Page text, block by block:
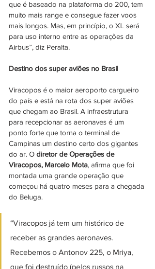
que é baseado na plataforma do 200, tem
muito mais range e consegue fazer voos
mais longos. Mas, em princípio, o XL será
para uso interno entre as operações da
Airbus”, diz Peralta.
Destino dos super aviões no Brasil
Viracopos é o maior aeroporto cargueiro
do país e está na rota dos super aviões
que chegam ao Brasil. A infraestrutura
para recepcionar as aeronaves é um
ponto forte que torna o terminal de
Campinas um destino certo dos gigantes
do ar. O diretor de Operações de
Viracopos, Marcelo Mota, afirma que foi
montada uma grande operação que
começou há quatro meses para a chegada
do Beluga.
“Viracopos já tem um histórico de
receber as grandes aeronaves.
Recebemos o Antonov 225, o Mriya,
que foi destruído (pelos russos na